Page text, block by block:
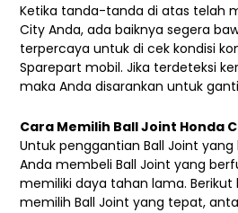
Ketika tanda-tanda di atas telah
City Anda, ada baiknya segera
terpercaya untuk di cek kondisi
Sparepart mobil. Jika terdeteksi
maka Anda disarankan untuk
Cara Memilih Ball Joint Honda
Untuk penggantian Ball Joint
Anda membeli Ball Joint yang
memiliki daya tahan lama.
memilih Ball Joint yang tepat,